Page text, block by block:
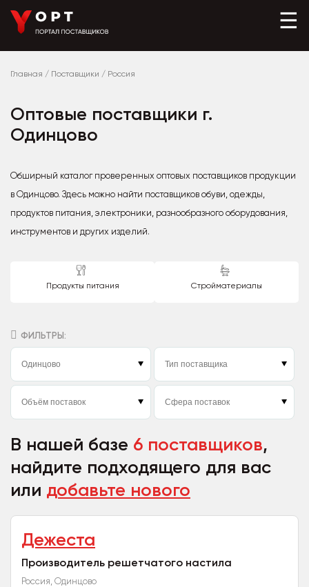
☰
Главная / Поставщики / Россия
Оптовые поставщики г.
Одинцово
Обширный каталог проверенных оптовых поставщиков продукции
в Одинцово. Здесь можно найти поставщиков обуви, одежды,
продуктов питания, электроники, разнообразного оборудования,
инструментов и других изделий.
Продукты питания Стройматериалы
ФИЛЬТРЫ:
В нашей базе 6 поставщиков,
найдите подходящего для вас
или добавьте нового
Дежеста
Производитель решетчатого настила
Россия, Одинцово